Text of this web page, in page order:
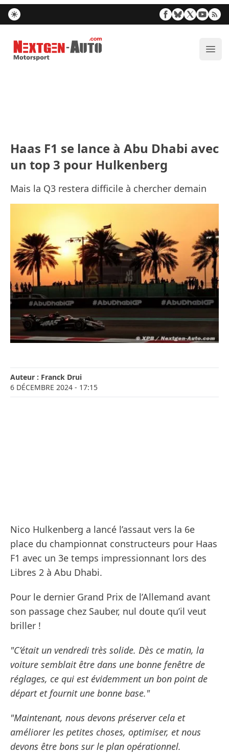
Nextgen-Auto.com
Haas F1 se lance à Abu Dhabi avec
un top 3 pour Hulkenberg
Mais la Q3 restera difficile à chercher demain
Auteur : Franck Drui
6 DÉCEMBRE 2024 - 17:15
Nico Hulkenberg a lancé l’assaut vers la 6e
place du championnat constructeurs pour Haas
F1 avec un 3e temps impressionnant lors des
Libres 2 à Abu Dhabi.
Pour le dernier Grand Prix de l’Allemand avant
son passage chez Sauber, nul doute qu’il veut
briller !
"C’était un vendredi très solide. Dès ce matin, la
voiture semblait être dans une bonne fenêtre de
réglages, ce qui est évidemment un bon point de
départ et fournit une bonne base."
"Maintenant, nous devons préserver cela et
améliorer les petites choses, optimiser, et nous
devons être bons sur le plan opérationnel.